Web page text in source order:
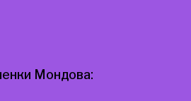
Мондова: